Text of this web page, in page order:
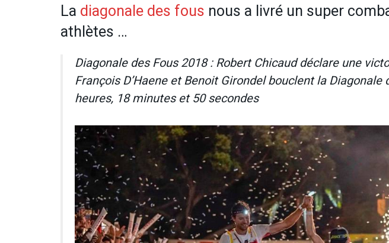
La diagonale des fous nous a livré un super
athlètes …
Diagonale des Fous 2018 : Robert Chicaud déclare une
François D’Haene et Benoit Girondel bouclent la Diagonale
heures, 18 minutes et 50 secondes